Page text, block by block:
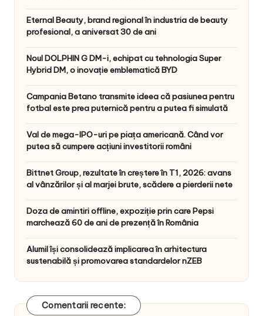
Eternal Beauty, brand regional în industria de beauty
profesional, a aniversat 30 de ani
Noul DOLPHIN G DM-i, echipat cu tehnologia Super
Hybrid DM, o inovație emblematică BYD
Campania Betano transmite ideea că pasiunea pentru
fotbal este prea puternică pentru a putea fi simulată
Val de mega-IPO-uri pe piața americană. Când vor
putea să cumpere acțiuni investitorii români
Bittnet Group, rezultate în creștere în T1, 2026: avans
al vânzărilor și al marjei brute, scădere a pierderii nete
Doza de amintiri offline, expoziție prin care Pepsi
marchează 60 de ani de prezență în România
Alumil își consolidează implicarea în arhitectura
sustenabilă și promovarea standardelor nZEB
Comentarii recente: